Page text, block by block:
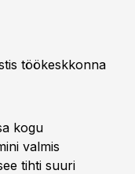
töökeskkonna
kogu
valmis
tihti suuri